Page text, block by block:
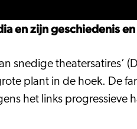
en zijn geschiedenis
snedige theatersatires’
plant in de hoek. De
het links